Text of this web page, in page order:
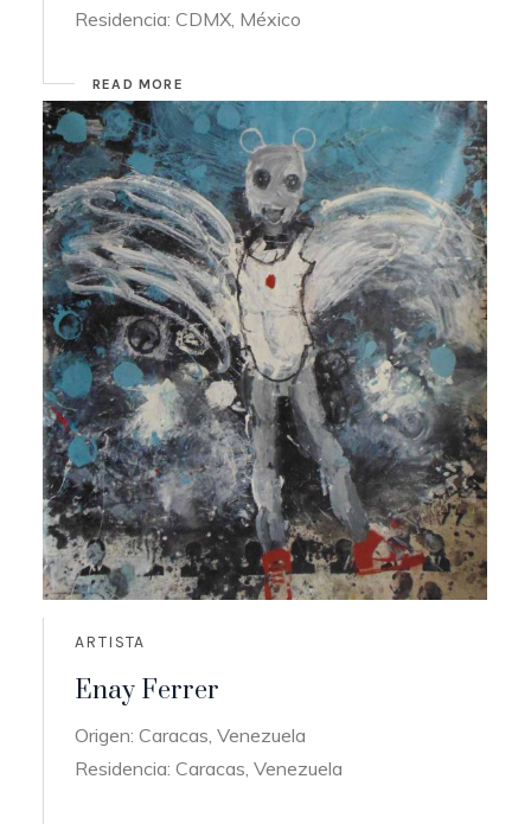
Residencia: CDMX, México
READ MORE
ARTISTA
Enay Ferrer
Origen: Caracas, Venezuela
Residencia: Caracas, Venezuela